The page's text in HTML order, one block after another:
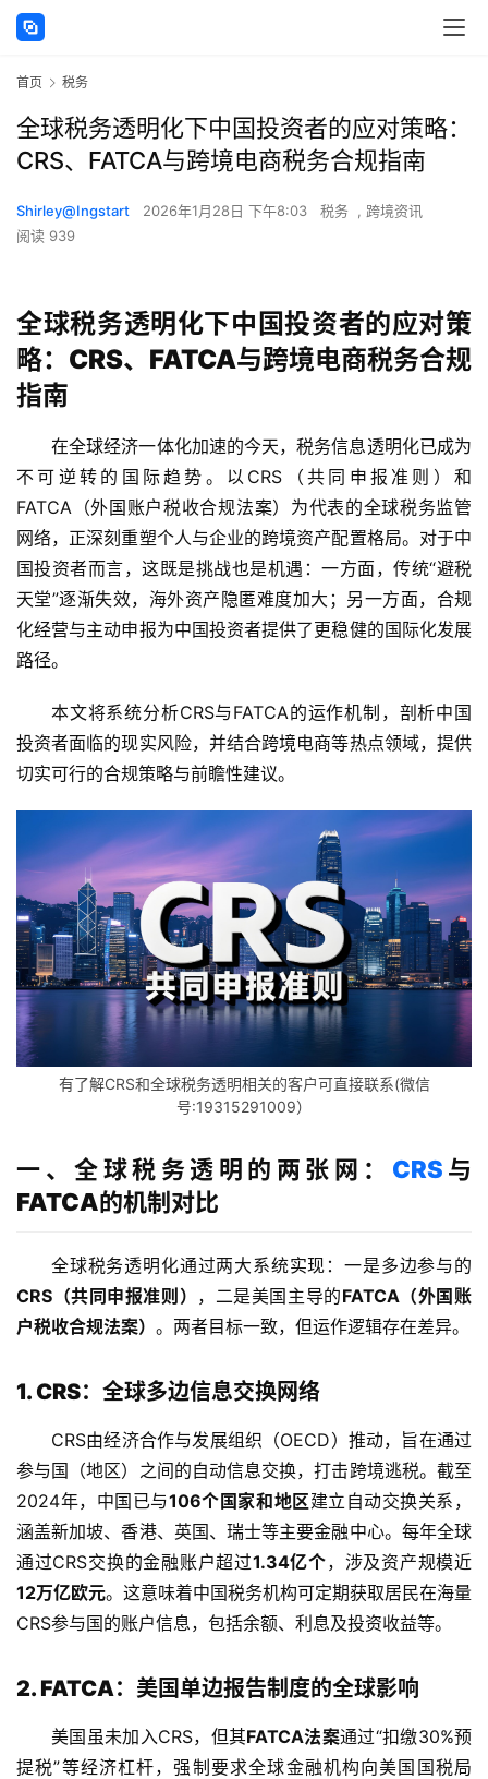
首页 税务
全球税务透明化下中国投资者的应对策略：
CRS、FATCA与跨境电商税务合规指南
Shirley@Ingstart 2026年1月28日 下午8:03 税务 , 跨境资讯
阅读 939
全球税务透明化下中国投资者的应对策
略：CRS、FATCA与跨境电商税务合规
指南
在全球经济一体化加速的今天，税务信息透明化已成为
不可逆转的国际趋势。以CRS（共同申报准则）和
FATCA（外国账户税收合规法案）为代表的全球税务监管
网络，正深刻重塑个人与企业的跨境资产配置格局。对于中
国投资者而言，这既是挑战也是机遇：一方面，传统“避税
天堂”逐渐失效，海外资产隐匿难度加大；另一方面，合规
化经营与主动申报为中国投资者提供了更稳健的国际化发展
路径。
本文将系统分析CRS与FATCA的运作机制，剖析中国
投资者面临的现实风险，并结合跨境电商等热点领域，提供
切实可行的合规策略与前瞻性建议。
有了解CRS和全球税务透明相关的客户可直接联系(微信
号:19315291009）
一、全球税务透明的两张网： CRS 与
FATCA的机制对比
全球税务透明化通过两大系统实现：一是多边参与的
CRS（共同申报准则） ，二是美国主导的FATCA（外国账
户税收合规法案） 。两者目标一致，但运作逻辑存在差异。
1. CRS：全球多边信息交换网络
CRS由经济合作与发展组织（OECD）推动，旨在通过
参与国（地区）之间的自动信息交换，打击跨境逃税。截至
2024年，中国已与106个国家和地区建立自动交换关系，
涵盖新加坡、香港、英国、瑞士等主要金融中心。每年全球
通过CRS交换的金融账户超过1.34亿个，涉及资产规模近
12万亿欧元。这意味着中国税务机构可定期获取居民在海量
CRS参与国的账户信息，包括余额、利息及投资收益等。
2. FATCA：美国单边报告制度的全球影响
美国虽未加入CRS，但其FATCA法案通过“扣缴30%预
提税”等经济杠杆，强制要求全球金融机构向美国国税局